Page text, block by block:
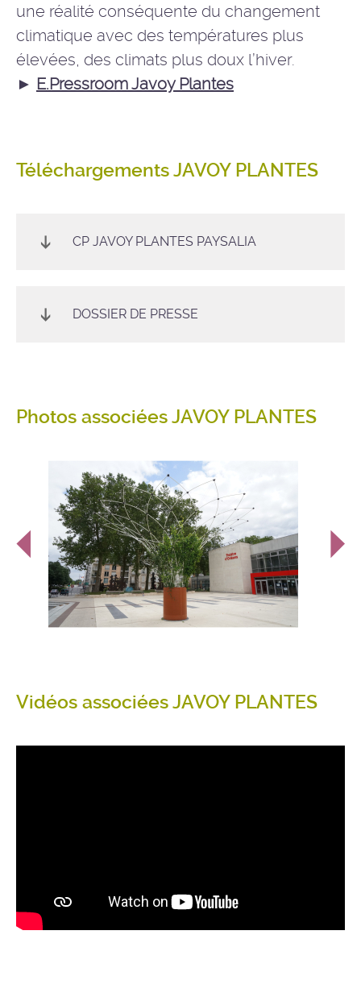
une réalité conséquente du changement
climatique avec des températures plus
élevées, des climats plus doux l’hiver.
► E.Pressroom Javoy Plantes
Téléchargements JAVOY PLANTES
CP JAVOY PLANTES PAYSALIA
DOSSIER DE PRESSE
Photos associées JAVOY PLANTES
Vidéos associées JAVOY PLANTES